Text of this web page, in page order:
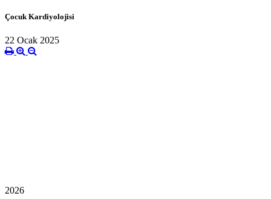
Çocuk Kardiyolojisi
22 Ocak 2025
2026